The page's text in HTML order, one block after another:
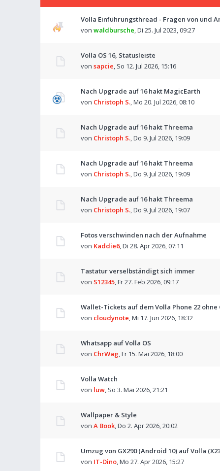
Volla Einführungsthread - Fragen von und
von waldbursche,Di 25. Jul 2023, 09:27
Volla OS 16, Statusleiste
von sapcie, So 12. Jul 2026, 15:16
Nach Upgrade auf 16 hakt MagicEarth
von Christoph S.,Mo 20. Jul 2026, 08:10
Nach Upgrade auf 16 hakt Threema
von Christoph S.,Do 9. Jul 2026, 19:09
Nach Upgrade auf 16 hakt Threema
von Christoph S.,Do 9. Jul 2026, 19:09
Nach Upgrade auf 16 hakt Threema
von Christoph S.,Do 9. Jul 2026, 19:07
Fotos verschwinden nach der Aufnahme
von Kaddie6,Di 28. Apr 2026, 07:11
Tastatur verselbständigt sich immer
von S12345,Fr 27. Feb 2026, 09:17
Wallet-Tickets auf dem Volla Phone 22 ohne
von cloudynote,Mi 17. Jun 2026, 18:32
Whatsapp auf Volla OS
von ChrWag,Fr 15. Mai 2026, 18:00
Volla Watch
von luw, So 3. Mai 2026, 21:21
Wallpaper & Style
von A Book,Do 2. Apr 2026, 20:02
Umzug von GX290 (Android 10) auf Volla
von IT-Dino,Mo 27. Apr 2026, 15:27